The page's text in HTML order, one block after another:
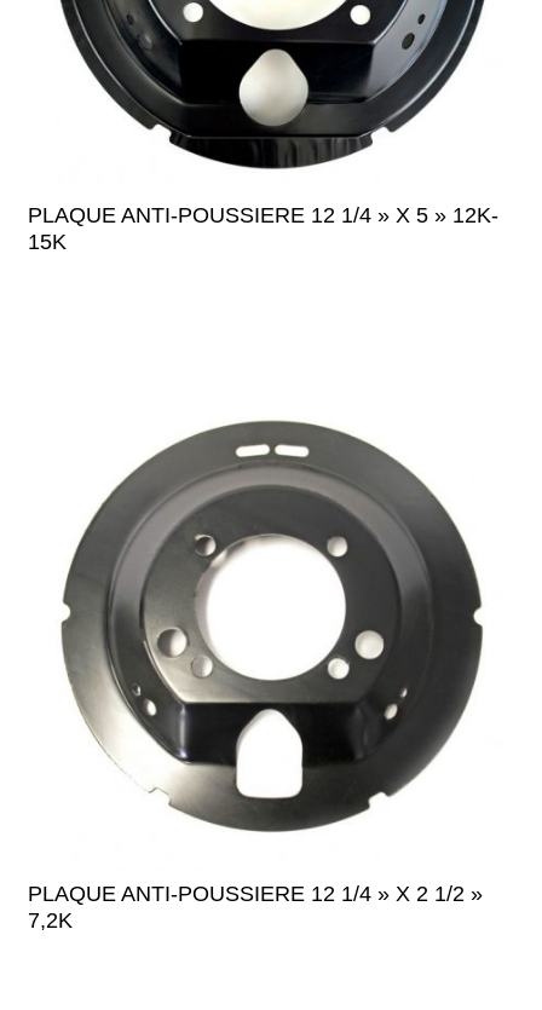
PLAQUE ANTI-POUSSIERE 12 1/4 » X 5 » 12K-
15K
PLAQUE ANTI-POUSSIERE 12 1/4 » X 2 1/2 »
7,2K